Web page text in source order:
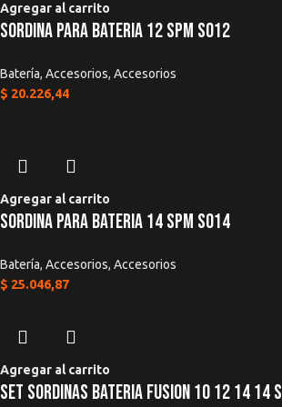
Agregar al carrito
Sordina Para Bateria 12 SPM SO12
Batería, Accesorios, Accesorios
$ 20.226,44
Agregar al carrito
Sordina Para Bateria 14 SPM SO14
Batería, Accesorios, Accesorios
$ 25.046,87
Agregar al carrito
Set Sordinas Bateria Fusion 10 12 14 14